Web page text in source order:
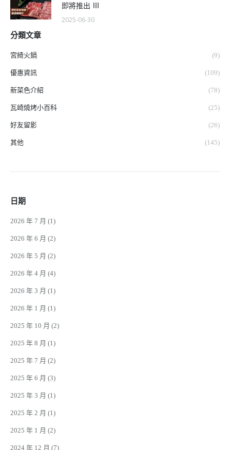
即將推出 Ⅲ
2025-06-30
分類文章
宮綺火鍋 (9)
優惠資訊 (109)
新菜色介紹 (78)
瓦崎燒烤小百科 (25)
好友留影 (26)
其他 (145)
日期
2026 年 7 月 (1)
2026 年 6 月 (2)
2026 年 5 月 (2)
2026 年 4 月 (4)
2026 年 3 月 (1)
2026 年 1 月 (1)
2025 年 10 月 (2)
2025 年 8 月 (1)
2025 年 7 月 (2)
2025 年 6 月 (3)
2025 年 3 月 (1)
2025 年 2 月 (1)
2025 年 1 月 (2)
2024 年 12 月 (7)